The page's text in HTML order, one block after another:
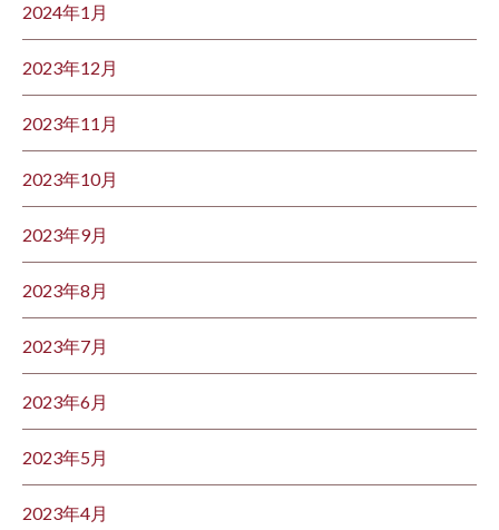
2024年1月
2023年12月
2023年11月
2023年10月
2023年9月
2023年8月
2023年7月
2023年6月
2023年5月
2023年4月